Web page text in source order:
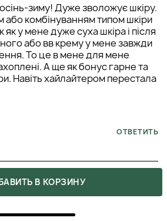
зиму! Дуже зволожує шкіру.
або комбінуванням типом шкіри
як у мене дуже суха шкіра і після
або вв крему у мене завжди
То це в мене для мене
А ще як бонус гарне та
Навіть хайлайтером перестала
ОТВЕТИТЬ
В КОРЗИНУ